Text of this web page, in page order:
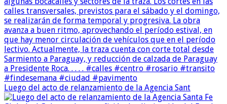
Luego del acto de relanzamiento de la Agencia Sant